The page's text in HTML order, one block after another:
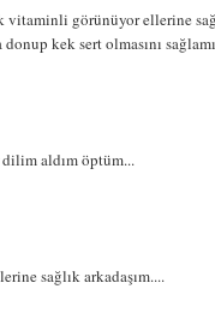
vitaminli görünüyor ellerine
kek sert olmasını
aldım öptüm...
sağlık arkadaşım....